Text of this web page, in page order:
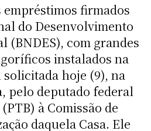
firmados
do Desenvolvimento
(BNDES), com grandes
instalados na
hoje (9), na
pelo deputado federal
à Comissão de
daquela Casa. Ele